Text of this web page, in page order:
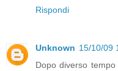
Rispondi
Unknown 15/10/09
Dopo diverso